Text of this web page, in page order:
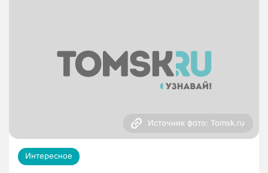
Источник фото: Tomsk.ru
Интересное